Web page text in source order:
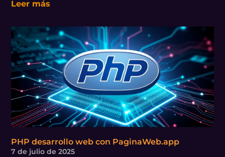
Leer más
PHP desarrollo web con PaginaWeb.app
7 de julio de 2025